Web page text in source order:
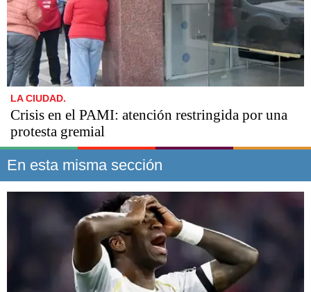
LA CIUDAD.
Crisis en el PAMI: atención restringida por una
protesta gremial
En esta misma sección